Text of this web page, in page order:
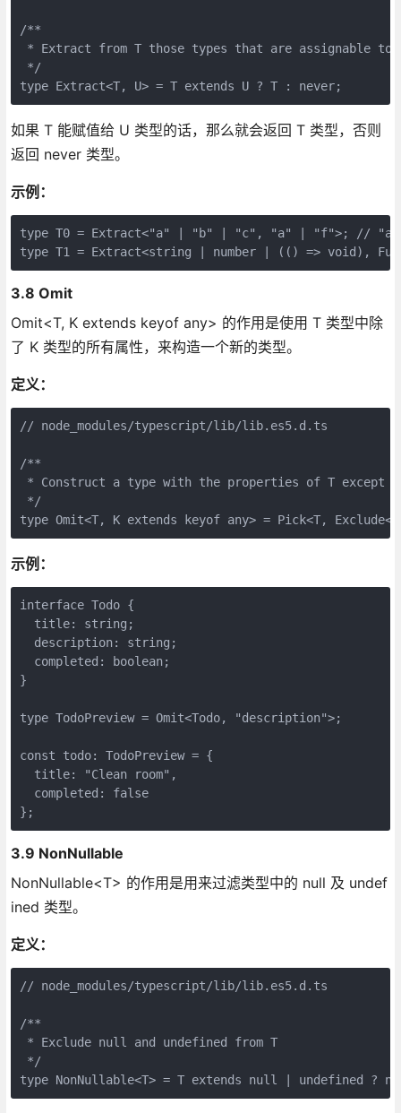
/**
* Extract from T those types that are assignable to
*/
如果 T 能赋值给 U 类型的话，那么就会返回 T 类型，否则
返回 never 类型。
示例：
type T0 = Extract<"a" | "b" | "c", "a" | "f">; // "a"
3.8 Omit
Omit<T, K extends keyof any> 的作用是使用 T 类型中除
了 K 类型的所有属性，来构造一个新的类型。
定义：
// node_modules/typescript/lib/lib.es5.d.ts
/**
* Construct a type with the properties of T except
*/
示例：
interface Todo {
  title: string;
  description: string;
  completed: boolean;
}
type TodoPreview = Omit<Todo, "description">;
const todo: TodoPreview = {
  title: "Clean room",
  completed: false
3.9 NonNullable
NonNullable<T> 的作用是用来过滤类型中的 null 及 undef
ined 类型。
定义：
// node_modules/typescript/lib/lib.es5.d.ts
/**
* Exclude null and undefined from T
*/